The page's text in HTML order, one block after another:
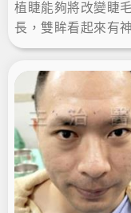
植睫能夠將改變睫
長，雙眸看起來有
由楊氏羅丹診所的
步一起聽看看吧！